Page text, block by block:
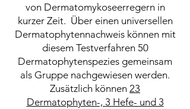
von Dermatomykoseerregern in
kurzer Zeit. Über einen universellen
Dermatophytennachweis können mit
diesem Testverfahren 50
Dermatophytenspezies gemeinsam
als Gruppe nachgewiesen werden.
Zusätzlich können 23
Dermatophyten-, 3 Hefe- und 3